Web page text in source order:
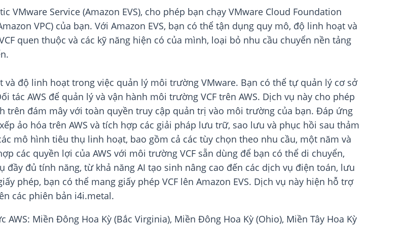
VMware Service (Amazon EVS), cho phép bạn chạy VMware Cloud Foundation
VPC) của bạn. Với Amazon EVS, bạn có thể tận dụng quy mô, độ linh hoạt và
quen thuộc và các kỹ năng hiện có của mình, loại bỏ nhu cầu chuyển nền tảng
và độ linh hoạt trong việc quản lý môi trường VMware. Bạn có thể tự quản lý cơ sở
AWS để quản lý và vận hành môi trường VCF trên AWS. Dịch vụ này cho phép
trên đám mây với toàn quyền truy cập quản trị vào môi trường của bạn. Đáp ứng
ảo hóa trên AWS và tích hợp các giải pháp lưu trữ, sao lưu và phục hồi sau thảm
mô hình tiêu thụ linh hoạt, bao gồm cả các tùy chọn theo nhu cầu, một năm và
các quyền lợi của AWS với môi trường VCF sẵn dùng để bạn có thể di chuyển,
đủ tính năng, từ khả năng AI tạo sinh nâng cao đến các dịch vụ điện toán, lưu
phép, bạn có thể mang giấy phép VCF lên Amazon EVS. Dịch vụ này hiện hỗ trợ
các phiên bản i4i.metal.
Miền Đông Hoa Kỳ (Bắc Virginia), Miền Đông Hoa Kỳ (Ohio), Miền Tây Hoa Kỳ